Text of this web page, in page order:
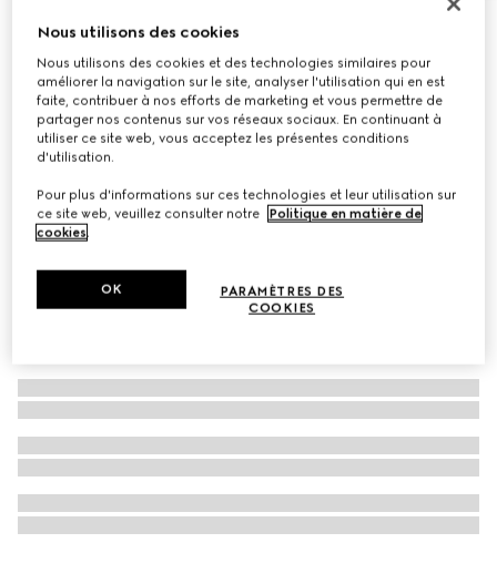
À personnaliser avec vos initiales
Cabas Gucci Diana petit format
€ 3.000
Déclinaisons cuir blanc
Nous utilisons des cookies
Nous utilisons des cookies et des technologies similaires pour
améliorer la navigation sur le site, analyser l'utilisation qui en est
faite, contribuer à nos efforts de marketing et vous permettre de
partager nos contenus sur vos réseaux sociaux. En continuant à
utiliser ce site web, vous acceptez les présentes conditions
d'utilisation.
Pour plus d'informations sur ces technologies et leur utilisation sur
ce site web, veuillez consulter notre
Politique en matière de
cookies.
PARAMÈTRES DES
COOKIES
OK